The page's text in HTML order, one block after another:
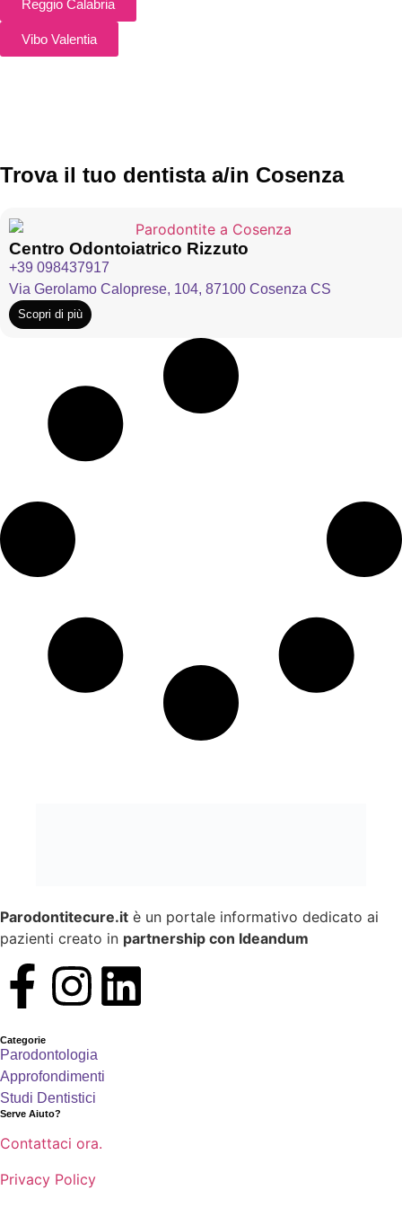
Reggio Calabria
Vibo Valentia
Trova il tuo dentista a/in Cosenza
Centro Odontoiatrico Rizzuto
+39 098437917
Via Gerolamo Caloprese, 104, 87100 Cosenza CS
Scopri di più
Parodontitecure.it è un portale informativo dedicato ai
pazienti creato in partnership con Ideandum
Categorie
Parodontologia
Approfondimenti
Studi Dentistici
Serve Aiuto?
Contattaci ora.
Privacy Policy